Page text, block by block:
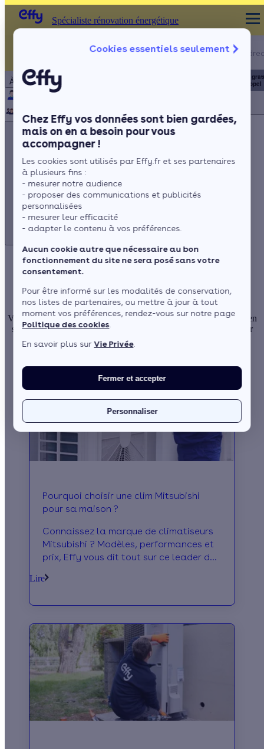
Cookies essentiels seulement
Chez Effy vos données sont bien gardées,
mais on en a besoin pour vous
accompagner !
Les cookies sont utilisés par Effy.fr et ses partenaires
à plusieurs fins :
- mesurer notre audience
- proposer des communications et publicités
personnalisées
- mesurer leur efficacité
- adapter le contenu à vos préférences.
Aucun cookie autre que nécessaire au bon
fonctionnement du site ne sera posé sans votre
consentement.
Pour être informé sur les modalités de conservation,
nos listes de partenaires, ou mettre à jour à tout
moment vos préférences, rendez-vous sur notre page
Politique des cookies.
En savoir plus surVie Privée.
Fermer et accepter
Personnaliser
À propos
Notre équipe
Rejoignez-nous Presse
Spécialiste rénovation énergétique
Appelez-nous !
du lundi au
Service
+ prix appel
Appelez-nous !
du lundi au vendredi - 8h à 19h
3456
Service gratuit
+ prix appel
Spécialiste rénovation énergétique
Découvrez tous nos articles
sur la pompe à chaleur
Vous envisagez d’installer ce système de chauffage ou souhaitez en
savoir plus sur ses avantages ? Parcourez nos articles dédiés pour
tout comprendre sur ce système performant et éco-responsable.
Pourquoi choisir une clim Mitsubishi
pour sa maison ?
Connaissez la marque de climatiseurs
Mitsubishi ? Modèles, performances et
prix, Effy vous dit tout sur ce leader du
Lire